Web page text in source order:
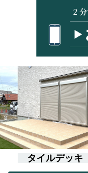
タイルデッキ